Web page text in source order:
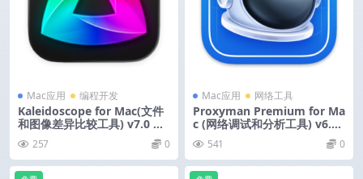
Mac应用 编程开发
Kaleidoscope for Mac(文件
和图像差异比较工具) v7.0 激
活版257 0
Mac应用 网络工具
Proxyman Premium for Ma
c (网络调试和分析工具) v6.1
4.0 激活版
541 0